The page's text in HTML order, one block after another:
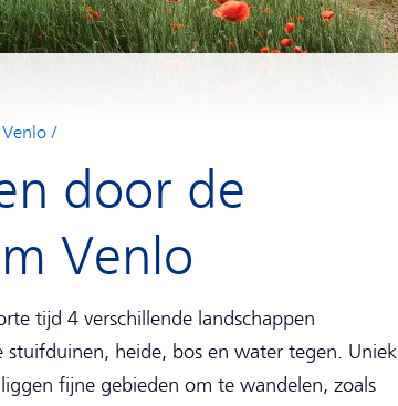
door de
Venlo
tijd 4 verschillende landschappen
heide, bos en water tegen. Uniek
fijne gebieden om te wandelen, zoals